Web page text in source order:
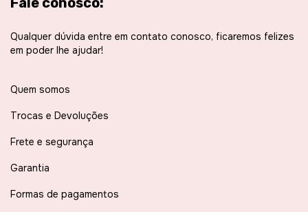
Qualquer dúvida entre em contato conosco, ficaremos felizes
em poder lhe ajudar!
Quem somos
Trocas e Devoluções
Frete e segurança
Garantia
Formas de pagamentos